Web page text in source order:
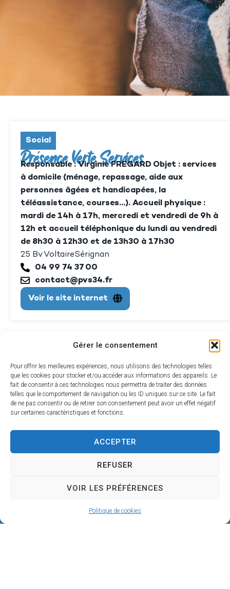
Gérer le consentement
Pour offrir les meilleures expériences, nous utilisons des technologies telles
que les cookies pour stocker et/ou accéder aux informations des appareils. Le
fait de consentir à ces technologies nous permettra de traiter des données
telles que le comportement de navigation ou les ID uniques sur ce site. Le fait
de ne pas consentir ou de retirer son consentement peut avoir un effet négatif
sur certaines caractéristiques et fonctions.
ACCEPTER
REFUSER
VOIR LES PRÉFÉRENCES
Politique de cookies
Social
Présence Verte Services
Responsable : Virginie FREGARD Objet : services
à domicile (ménage, repassage, aide aux
personnes âgées et handicapées, la
téléassistance, courses…). Accueil physique :
mardi de 14h à 17h, mercredi et vendredi de 9h à
12h et accueil téléphonique du lundi au vendredi
de 8h30 à 12h30 et de 13h30 à 17h30
25 Bv VoltaireSérignan
04 99 74 37 00
contact@pvs34.fr
Voir le site internet
146, avenue de la Plage